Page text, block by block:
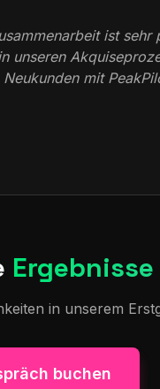
ist
unseren
mit
in unserem
buchen